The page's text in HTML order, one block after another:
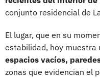
conjunto residencial de
El lugar, que en su
estabilidad, hoy
espacios vacíos,
zonas que evidencian el